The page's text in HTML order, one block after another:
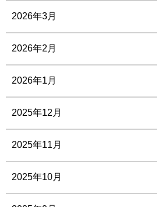
2026年3月
2026年2月
2026年1月
2025年12月
2025年11月
2025年10月